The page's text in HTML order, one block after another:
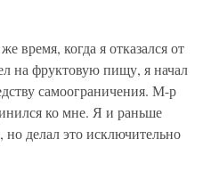
время, когда я отказался от
на фруктовую пищу, я начал
самоограничения. М-р
ко мне. Я и раньше
делал это исключительно